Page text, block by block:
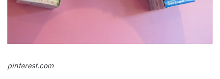
pinterest.com